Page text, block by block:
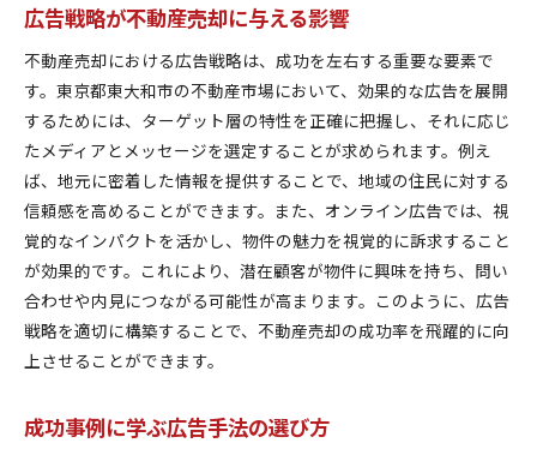
市場トレンドを反映した広告内容の構築
競合分析に基づく広告戦術の策定
市場動向を先読みした広告スケジュールの設定
デジタルツールの活用による市場分析
最新広告手法で魅力的にアピール不動産売却の新たな
可能性
動画広告を活用したインパクトある訴求
SNSを駆使した広範なリーチの実現
インフルエンサーとのコラボレーションの効果
バーチャルツアーで物件の魅力を伝える
デジタル広告におけるパーソナライゼーションの
AIを活用した広告ターゲティングの最適化
広告戦略が不動産売却に与える影響
不動産売却における広告戦略は、成功を左右する重要な要素で
す。東京都東大和市の不動産市場において、効果的な広告を展開
するためには、ターゲット層の特性を正確に把握し、それに応じ
たメディアとメッセージを選定することが求められます。例え
ば、地元に密着した情報を提供することで、地域の住民に対する
信頼感を高めることができます。また、オンライン広告では、視
覚的なインパクトを活かし、物件の魅力を視覚的に訴求すること
が効果的です。これにより、潜在顧客が物件に興味を持ち、問い
合わせや内見につながる可能性が高まります。このように、広告
戦略を適切に構築することで、不動産売却の成功率を飛躍的に向
上させることができます。
成功事例に学ぶ広告手法の選び方